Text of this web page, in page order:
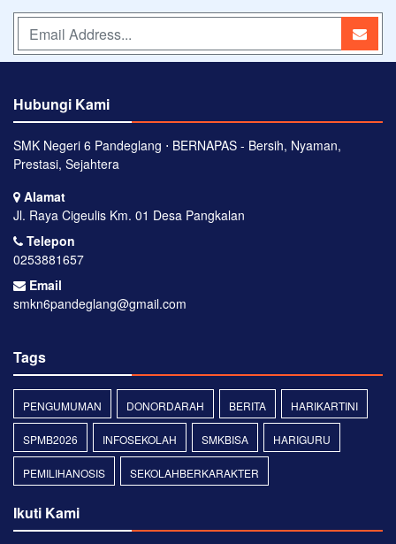
Hubungi Kami
SMK Negeri 6 Pandeglang ⋅ BERNAPAS - Bersih, Nyaman,
Prestasi, Sejahtera
Alamat
Jl. Raya Cigeulis Km. 01 Desa Pangkalan
Telepon
0253881657
Email
smkn6pandeglang@gmail.com
Tags
PENGUMUMAN DONORDARAH BERITA HARIKARTINI
SPMB2026 INFOSEKOLAH SMKBISA HARIGURU
PEMILIHANOSIS SEKOLAHBERKARAKTER
Ikuti Kami